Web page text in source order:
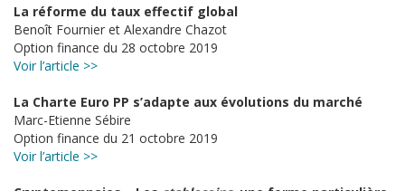
La réforme du taux effectif global
Benoît Fournier et Alexandre Chazot
Option finance du 28 octobre 2019
Voir l’article >>
La Charte Euro PP s’adapte aux évolutions du marché
Marc-Etienne Sébire
Option finance du 21 octobre 2019
Voir l’article >>